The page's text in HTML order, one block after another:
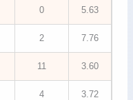
0 5.63
2 7.76
11 3.60
4 3.72